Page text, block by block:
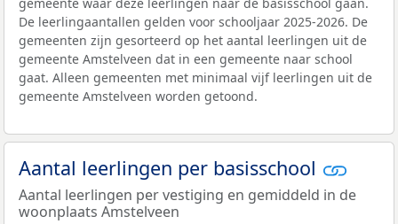
De leerlingaantallen gelden voor schooljaar 2025-2026. De
gemeenten zijn gesorteerd op het aantal leerlingen uit de
gemeente Amstelveen dat in een gemeente naar school
gaat. Alleen gemeenten met minimaal vijf leerlingen uit de
gemeente Amstelveen worden getoond.
Aantal leerlingen per basisschool
Aantal leerlingen per vestiging en gemiddeld in de
woonplaats Amstelveen